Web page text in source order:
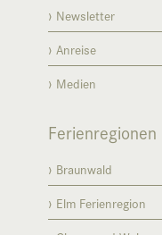
Newsletter
Anreise
Medien
Ferienregionen
Braunwald
Elm Ferienregion